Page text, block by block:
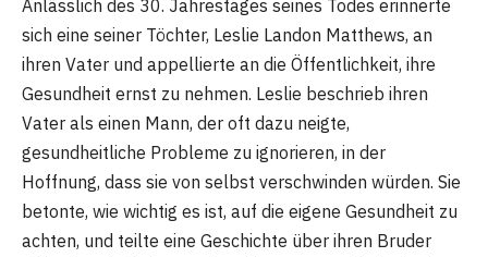
Anlässlich des 30. Jahrestages seines Todes erinnerte
sich eine seiner Töchter, Leslie Landon Matthews, an
ihren Vater und appellierte an die Öffentlichkeit, ihre
Gesundheit ernst zu nehmen. Leslie beschrieb ihren
Vater als einen Mann, der oft dazu neigte,
gesundheitliche Probleme zu ignorieren, in der
Hoffnung, dass sie von selbst verschwinden würden. Sie
betonte, wie wichtig es ist, auf die eigene Gesundheit zu
achten, und teilte eine Geschichte über ihren Bruder